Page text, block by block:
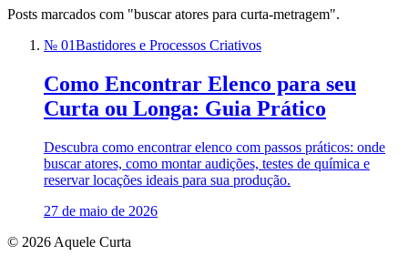
Posts marcados com "buscar atores para curta-metragem".
№ 01Bastidores e Processos Criativos
Como Encontrar Elenco para seu
Curta ou Longa: Guia Prático
Descubra como encontrar elenco com passos práticos: onde
buscar atores, como montar audições, testes de química e
reservar locações ideais para sua produção.
27 de maio de 2026
© 2026 Aquele Curta